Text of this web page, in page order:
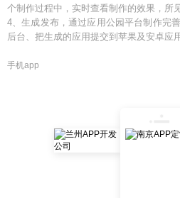
个制作过程中，实时查看制作的效果，所
4、生成发布，通过应用公园平台制作完
后台、把生成的应用提交到苹果及安卓应
手机app